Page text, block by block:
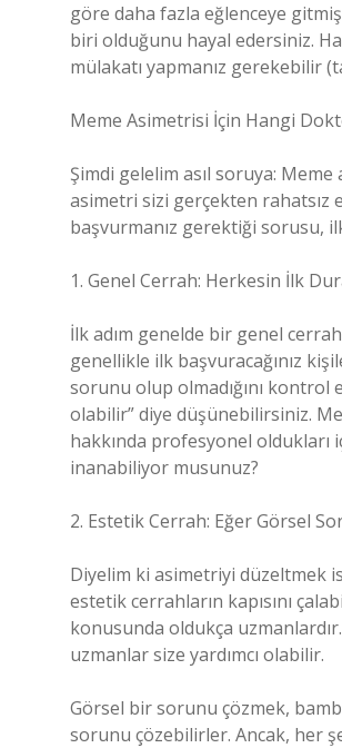
göre daha fazla eğlenceye
biri olduğunu hayal edersiniz.
mülakatı yapmanız gerekebilir
Meme Asimetrisi İçin Hangi
Şimdi gelelim asıl soruya:
asimetri sizi gerçekten rahatsız
başvurmanız gerektiği sorusu,
1. Genel Cerrah: Herkesin İlk
İlk adım genelde bir genel
genellikle ilk başvuracağınız
sorunu olup olmadığını
olabilir” diye düşünebilirsiniz.
hakkında profesyonel oldukları
inanabiliyor musunuz?
2. Estetik Cerrah: Eğer Görsel
Diyelim ki asimetriyi düzeltmek
estetik cerrahların kapısını
konusunda oldukça
uzmanlar size yardımcı olabilir.
Görsel bir sorunu çözmek,
sorunu çözebilirler. Ancak, her